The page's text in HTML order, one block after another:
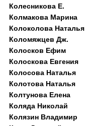
Колесникова Е.
Колмакова Марина
Колоколова Наталья
Коломяжцев Дж.
Колосков Ефим
Колоскова Евгения
Колосова Наталья
Колотова Наталья
Колтунова Елена
Коляда Николай
Колязин Владимир